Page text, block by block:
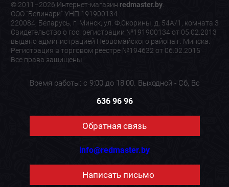
© 2011–2026 Интернет-магазин redmaster.by.
ООО "Белинари" УНП 191900134
220084, Беларусь, г. Минск, ул. Ф.Скорины, д. 54А/1, комната 3
Свидетельство о гос. регистрации №191900134 от 05.02.2013
выдано администрацией Первомайского района г. Минска.
Регистрация в торговом реестре №194632 от 06.02.2015
Все права защищены
Время работы: с 9:00 до 18:00. Выходной - Сб, Вс
636 96 96
Обратная связь
info@redmaster.by
Написать письмо